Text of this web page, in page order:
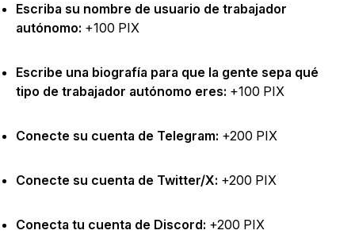
Escriba su nombre de usuario de trabajador
autónomo: +100 PIX
Escribe una biografía para que la gente sepa qué
tipo de trabajador autónomo eres: +100 PIX
Conecte su cuenta de Telegram: +200 PIX
Conecte su cuenta de Twitter/X: +200 PIX
Conecta tu cuenta de Discord: +200 PIX